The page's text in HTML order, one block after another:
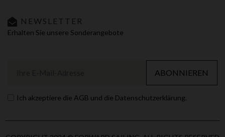
NEWSLETTER
Erhalten Sie unsere Sonderangebote
ABONNIEREN
Ich akzeptiere die AGB und die Datenschutzerklärung.